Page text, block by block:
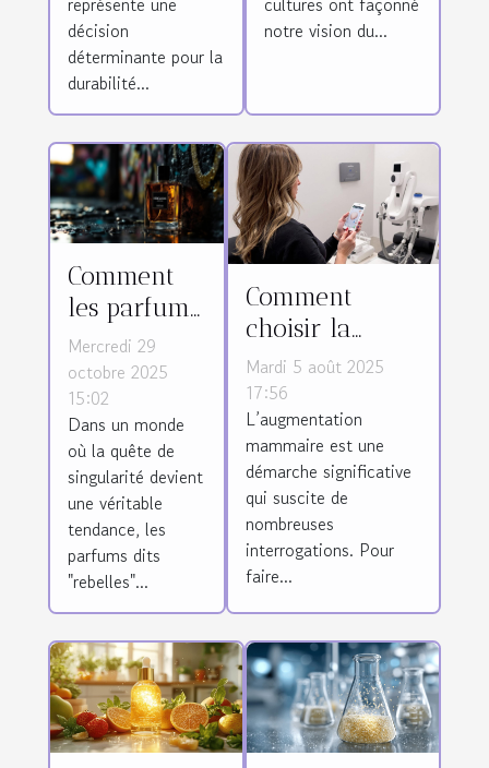
décision
déterminante pour la
durabilité...
cosmétiques
notre vision du...
Comment
les parfums
rebelles
captivent-
ils le
marché
moderne ?
Mercredi 29
octobre 2025
15:02
Dans un monde
où la quête de
singularité devient
une véritable
tendance, les
parfums dits
"rebelles"...
Comment
choisir la
méthode
d'augmentation
mammaire
adaptée à vos
besoins ?
Mardi 5 août 2025
17:56
L’augmentation
mammaire est une
démarche significative
qui suscite de
nombreuses
interrogations. Pour
faire...